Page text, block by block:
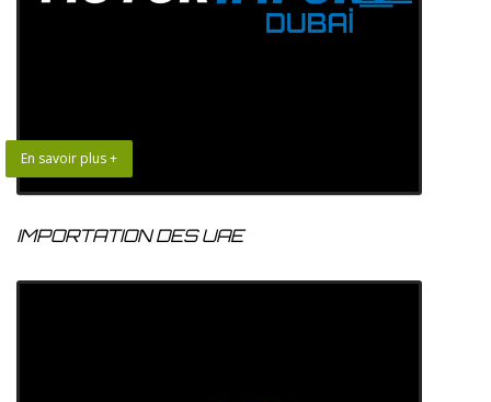
En savoir plus +
IMPORTATION DES UAE